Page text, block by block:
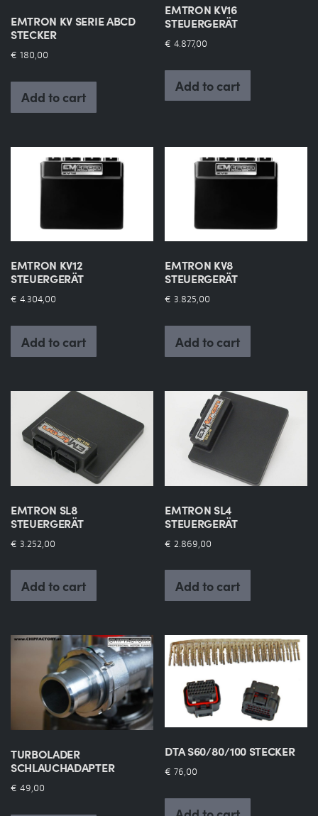
EMTRON KV SERIE ABCD
STECKER
€ 180,00
Add to cart
EMTRON KV16
STEUERGERÄT
€ 4.877,00
Add to cart
EMTRON KV12
STEUERGERÄT
€ 4.304,00
Add to cart
EMTRON KV8
STEUERGERÄT
€ 3.825,00
Add to cart
EMTRON SL8
STEUERGERÄT
€ 3.252,00
Add to cart
EMTRON SL4
STEUERGERÄT
€ 2.869,00
Add to cart
TURBOLADER
SCHLAUCHADAPTER
€ 49,00
DTA S60/80/100 STECKER
€ 76,00